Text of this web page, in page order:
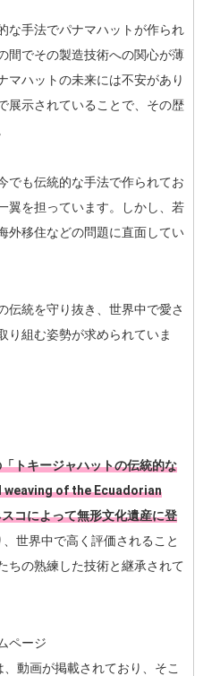
な手法でパナマハットが作られ
間でその製造技術への関心が薄
マハットの未来には不安があり
展示されていることで、その歴
でも伝統的な手法で作られてお
翼を担っています。しかし、若
外移住などの問題に直面してい
伝統を守り抜き、世界中で愛さ
り組む姿勢が求められていま
トキージャハットの伝統的な
of the Ecuadorian
コによって無形文化遺産に登
世界中で高く評価されること
ちの熟練した技術と継承されて
ページ
、動画が掲載されており、そこ